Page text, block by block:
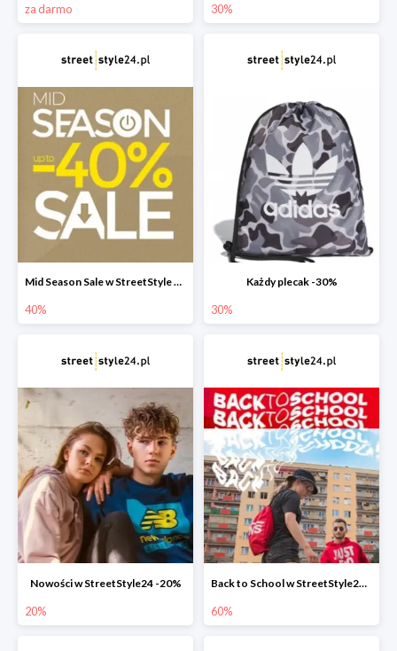
za darmo 30%
Mid Season Sale w StreetStyle 24 do -40%
40%
Każdy plecak -30%
30%
Nowości w StreetStyle24 -20%
20%
Back to School w StreetStyle24 do -60% plus bonusowe -30%
60%